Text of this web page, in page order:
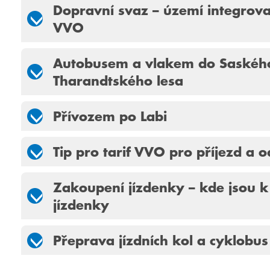
Dopravní svaz – území
VVO
Autobusem a vlakem do
Tharandtského lesa
Přívozem po Labi
Tip pro tarif VVO pro příjezd a
Zakoupení jízdenky – kde jsou
jízdenky
Přeprava jízdních kol a cyklobus